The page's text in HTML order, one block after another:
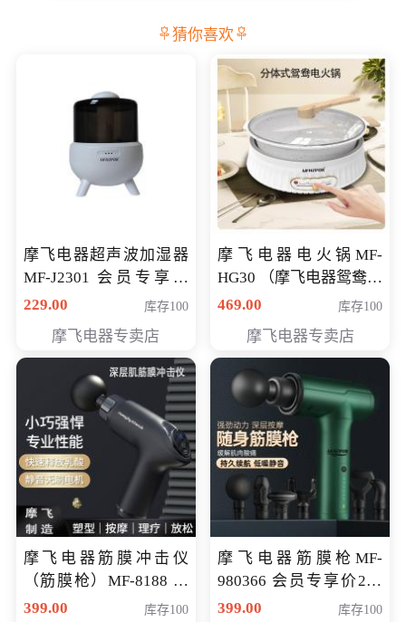
猜你喜欢
摩飞电器超声波加湿器
MF-J2301 会员专享价
168元
229.00 库存100
摩飞电器专卖店
摩飞电器电火锅MF-
HG30 （摩飞电器鸳鸯锅
MF-HG30 ） 会员专享价
469.00 库存100
摩飞电器专卖店
摩飞电器筋膜冲击仪
（筋膜枪）MF-8188 会
员专享价268元
399.00 库存100
摩飞电器筋膜枪MF-
980366 会员专享价299
元
399.00 库存100